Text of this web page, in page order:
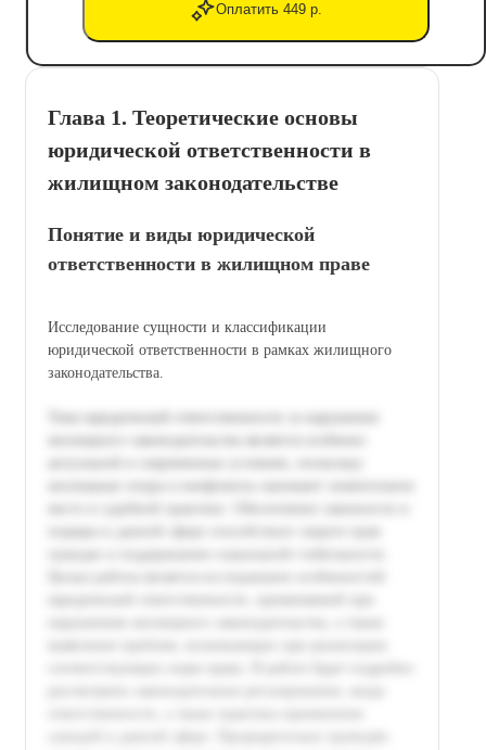
Оплатить 449 р.
Глава 1. Теоретические основы
юридической ответственности в
жилищном законодательстве
Понятие и виды юридической
ответственности в жилищном праве
Исследование сущности и классификации
юридической ответственности в рамках жилищного
законодательства.